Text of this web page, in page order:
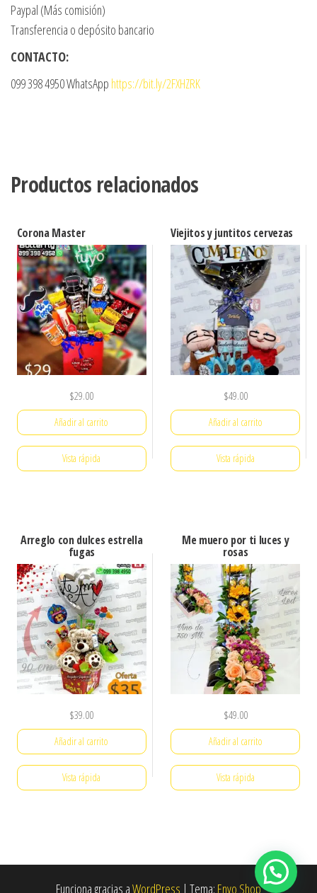
Paypal (Más comisión)
Transferencia o depósito bancario
CONTACTO:
099 398 4950 WhatsApp https://bit.ly/2FXHZRK
Productos relacionados
Corona Master
$29.00
Añadir al carrito
Vista rápida
Viejitos y juntitos cervezas
$49.00
Añadir al carrito
Vista rápida
Arreglo con dulces estrella
fugas
$39.00
Añadir al carrito
Vista rápida
Me muero por ti luces y
rosas
$49.00
Añadir al carrito
Vista rápida
Funciona gracias aWordPress | Tema: Envo Shop